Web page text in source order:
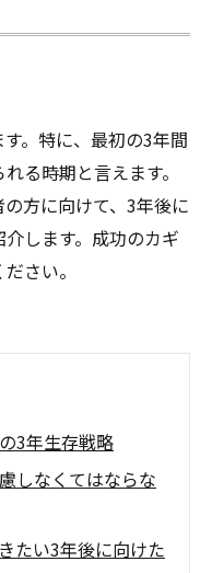
。特に、最初の3年間
る時期と言えます。
方に向けて、3年後に
します。成功のカギ
さい。
3年生存戦略
しなくてはならな
たい3年後に向けた